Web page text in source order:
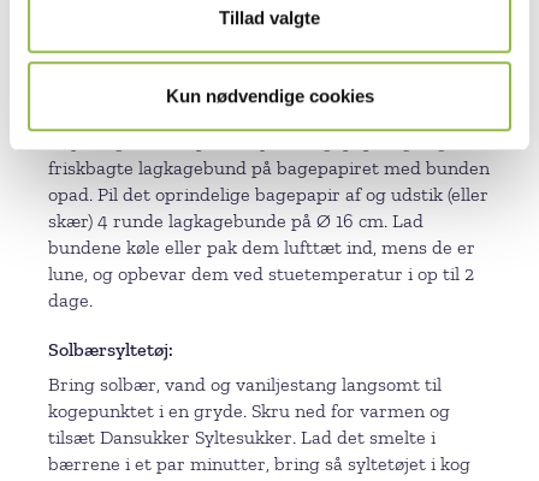
Tillad valgte
Kun nødvendige cookies
bagepapir i en firkant på ca. 40 x 40 cm (du skal
kunne udstikke 4 bunde Ø 16 cm heraf), og bag den i
springer tilbage, når du trykker den forsigtigt ned.
friskbagte lagkagebund på bagepapiret med bunden
opad. Pil det oprindelige bagepapir af og udstik (eller
skær) 4 runde lagkagebunde på Ø 16 cm. Lad
bundene køle eller pak dem lufttæt ind, mens de er
lune, og opbevar dem ved stuetemperatur i op til 2
dage.
Solbærsyltetøj
Bring solbær, vand og vaniljestang langsomt til
kogepunktet i en gryde. Skru ned for varmen og
tilsæt Dansukker Syltesukker. Lad det smelte i
bærrene i et par minutter, bring så syltetøjet i kog